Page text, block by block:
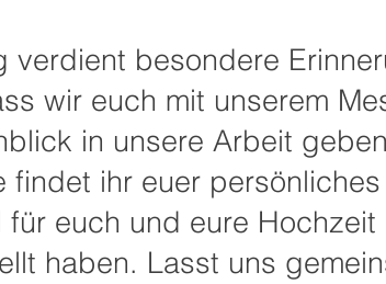
verdient besondere
wir euch mit unserem
in unsere Arbeit
findet ihr euer
euch und eure Hochzeit
haben. Lasst uns